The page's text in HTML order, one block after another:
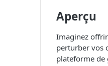
Aperçu
Imaginez
perturber vos
plateforme de